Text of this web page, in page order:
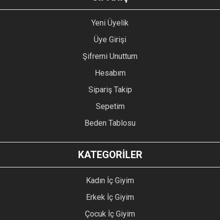
Yeni Üyelik
Üye Girişi
Şifremi Unuttum
Hesabım
Sipariş Takip
Sepetim
Beden Tablosu
KATEGORİLER
Kadın İç Giyim
Erkek İç Giyim
Çocuk İç Giyim